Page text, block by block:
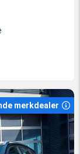
merkdealer